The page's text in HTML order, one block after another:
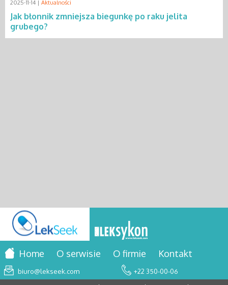
2025-11-14 | Aktualności
Jak błonnik zmniejsza biegunkę po raku jelita
grubego?
Home O serwisie O firmie Kontakt
biuro@lekseek.com +22 350-00-06